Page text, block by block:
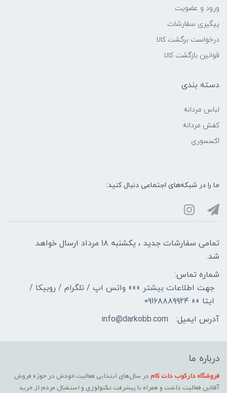
ورود و عضویت
پیگیری سفارشات
درخواست برگشت کالا
قوانین بازگشت کالا
دسته بندی
لباس مردانه
کفش مردانه
اکسسوری
ما را در شبکه‌های اجتماعی دنبال کنید:
تمامی سفارشات جدید ، یکشنبه ۱۸ مرداد ارسال خواهد
شد.
شماره تماس:
جهت اطلاعات بیشتر »»» واتس اپ / تلگرام / روبیکا /
ایتا »» ۰۹۱۶۸۸۸۹۹۲۴
آدرس ایمیل:
info@darkobb.com
درباره ما
فروشگاه دارکوب دات کامدر سال‌های ابتدایی فعالیت خودش در حوزه فروش
آفلاین فعالیت داشت و همراه با پیشرفت تکنولوژی و استقبال مردم از خرید